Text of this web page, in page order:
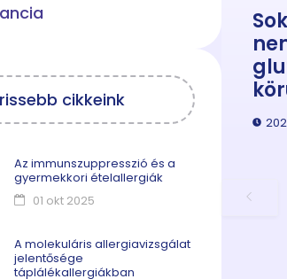
cikkeink
Az immunszuppresszió és a
gyermekkori ételallergiák
01 okt 2025
A molekuláris allergiavizsgálat
jelentősége
táplálékallergiákban